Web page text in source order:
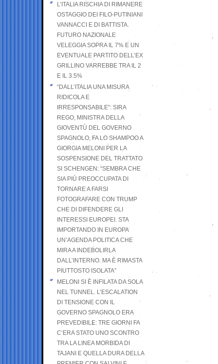
L’ITALIA RISCHIA DI RIMANERE
OSTAGGIO DEI FILO-PUTINIANI
VANNACCI E DI BATTISTA.
FUTURO NAZIONALE
VELEGGIA SOPRA IL 7% E UN
EVENTUALE PARTITO DELL’EX
GRILLINO VARREBBE TRA IL 2
E IL 3.5%
“DALL’ITALIA UNA MISURA
RIDICOLA E
IRRESPONSABILE”: SIRA
REGO, MINISTRA DELLA
GIOVENTÙ DEL GOVERNO
SPAGNOLO, FA LO SHAMPOO A
GIORGIA MELONI PER LA
SOSPENSIONE DEL TRATTATO
SI SCHENGEN: “SEMBRA CHE
SIA PIÙ PREOCCUPATA DI
TORNARE A FARSI
FOTOGRAFARE CON TRUMP
CHE DI DIFENDERE GLI
INTERESSI EUROPEI. STA
IMPORTANDO IN EUROPA
UN’AGENDA POLITICA CHE
MIRA A INDEBOLIRLA
DALL’INTERNO. MA È RIMASTA
PIUTTOSTO ISOLATA”
MELONI SI È INFILATA DA SOLA
NEL TUNNEL. L’ESCALATION
DI TENSIONE CON IL
GOVERNO SPAGNOLO ERA
PREVEDIBILE: TRE GIORNI FA
C’ERA STATO UNO SCONTRO
TRA LA LINEA MORBIDA DI
TAJANI E QUELLA DURA DELLA